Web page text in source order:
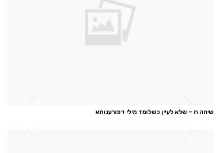
שיחה ח – שלא לעיין כשלומד מילי דפורענותא